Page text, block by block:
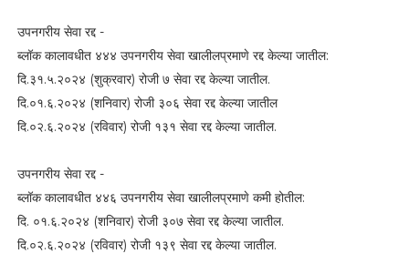
उपनगरीय सेवा रद्द -
ब्लॉक कालावधीत ४४४ उपनगरीय सेवा खालीलप्रमाणे रद्द केल्या जातील:
दि.३१.५.२०२४ (शुक्रवार) रोजी ७ सेवा रद्द केल्या जातील.
दि.०१.६.२०२४ (शनिवार) रोजी ३०६ सेवा रद्द केल्या जातील
दि.०२.६.२०२४ (रविवार) रोजी १३१ सेवा रद्द केल्या जातील.
उपनगरीय सेवा रद्द -
ब्लॉक कालावधीत ४४६ उपनगरीय सेवा खालीलप्रमाणे कमी होतील:
दि. ०१.६.२०२४ (शनिवार) रोजी ३०७ सेवा रद्द केल्या जातील.
दि.०२.६.२०२४ (रविवार) रोजी १३९ सेवा रद्द केल्या जातील.